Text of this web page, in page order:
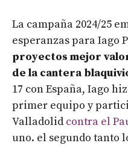
La campaña 2024/25
esperanzas para Iago
proyectos mejor
de la cantera
17 con España, Iago
primer equipo y
Valladolid contra el
uno. el segundo tanto